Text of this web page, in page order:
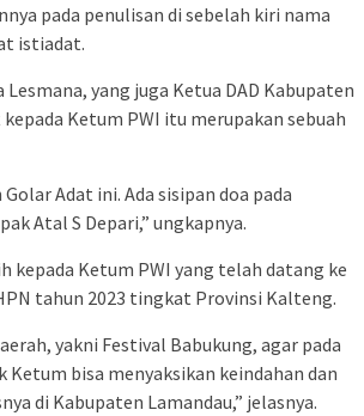
pada penulisan di sebelah kiri nama
istiadat.
yang juga Ketua DAD Kabupaten
Ketum PWI itu merupakan sebuah
Adat ini. Ada sisipan doa pada
Atal S Depari,” ungkapnya.
kepada Ketum PWI yang telah datang ke
tahun 2023 tingkat Provinsi Kalteng.
yakni Festival Babukung, agar pada
bisa menyaksikan keindahan dan
di Kabupaten Lamandau,” jelasnya.